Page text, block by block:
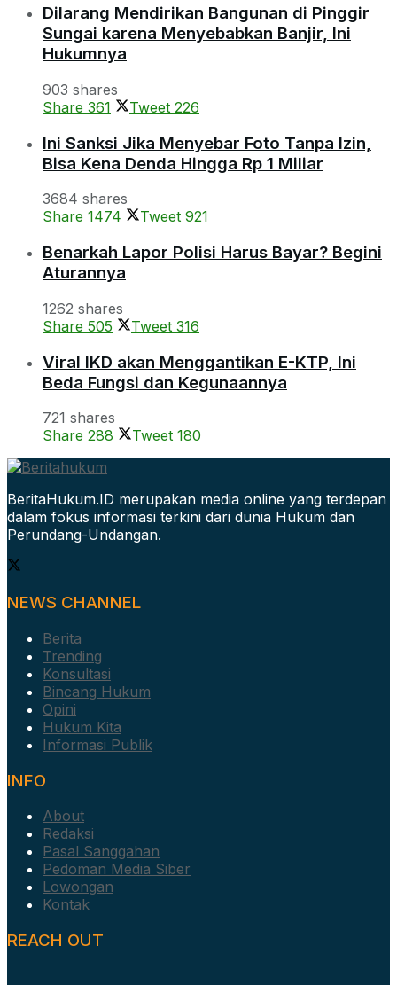
Dilarang Mendirikan Bangunan di Pinggir
Sungai karena Menyebabkan Banjir, Ini
Hukumnya
903 shares
Share 361 Tweet 226
Ini Sanksi Jika Menyebar Foto Tanpa Izin,
Bisa Kena Denda Hingga Rp 1 Miliar
3684 shares
Share 1474 Tweet 921
Benarkah Lapor Polisi Harus Bayar? Begini
Aturannya
1262 shares
Share 505 Tweet 316
Viral IKD akan Menggantikan E-KTP, Ini
Beda Fungsi dan Kegunaannya
721 shares
Share 288 Tweet 180
BeritaHukum.ID merupakan media online yang terdepan
dalam fokus informasi terkini dari dunia Hukum dan
Perundang-Undangan.
NEWS CHANNEL
Berita
Trending
Konsultasi
Bincang Hukum
Opini
Hukum Kita
Informasi Publik
INFO
About
Redaksi
Pasal Sanggahan
Pedoman Media Siber
Lowongan
Kontak
REACH OUT